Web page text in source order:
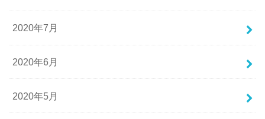
2020年7月
2020年6月
2020年5月